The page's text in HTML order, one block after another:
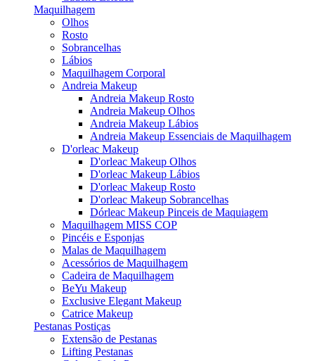
Maquilhagem
Olhos
Rosto
Sobrancelhas
Lábios
Maquilhagem Corporal
Andreia Makeup
Andreia Makeup Rosto
Andreia Makeup Olhos
Andreia Makeup Lábios
Andreia Makeup Essenciais de Maquilhagem
D'orleac Makeup
D'orleac Makeup Olhos
D'orleac Makeup Lábios
D'orleac Makeup Rosto
D'orleac Makeup Sobrancelhas
Dórleac Makeup Pinceis de Maquiagem
Maquilhagem MISS COP
Pincéis e Esponjas
Malas de Maquilhagem
Acessórios de Maquilhagem
Cadeira de Maquilhagem
BeYu Makeup
Exclusive Elegant Makeup
Catrice Makeup
Pestanas Postiças
Extensão de Pestanas
Lifting Pestanas